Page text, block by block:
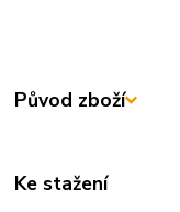
Původ zboží
Ke stažení